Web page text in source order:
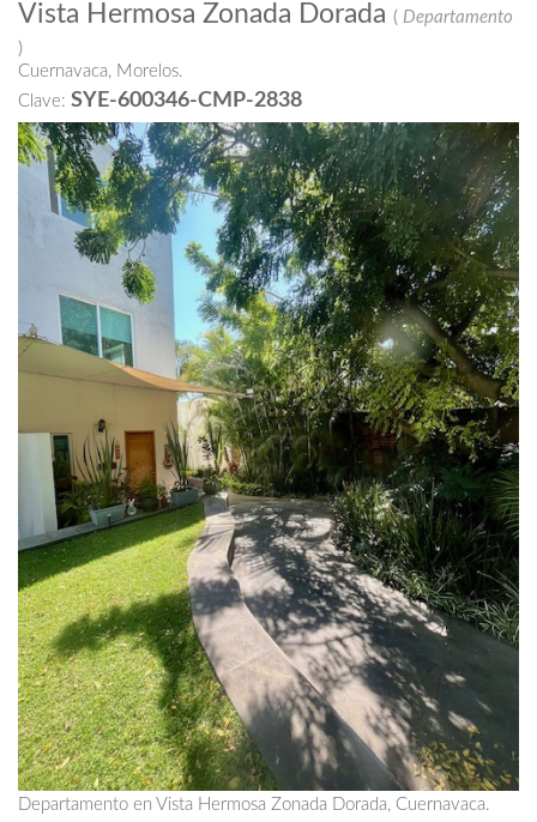
Vista Hermosa Zonada Dorada ( Departamento
)
Cuernavaca, Morelos.
Clave: SYE-600346-CMP-2838
Departamento en Vista Hermosa Zonada Dorada, Cuernavaca.